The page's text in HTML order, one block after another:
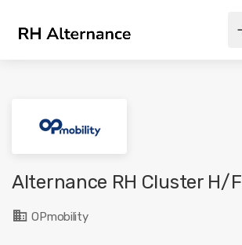
Alternance RH Cluster H/F
OPmobility